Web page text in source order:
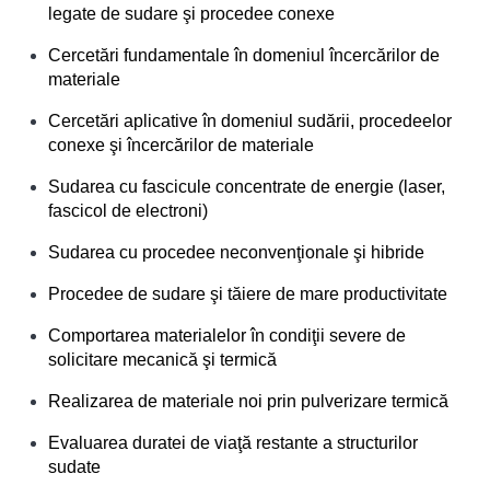
legate de sudare şi procedee conexe
Cercetări fundamentale în domeniul încercărilor de
materiale
Cercetări aplicative în domeniul sudării, procedeelor
conexe şi încercărilor de materiale
Sudarea cu fascicule concentrate de energie (laser,
fascicol de electroni)
Sudarea cu procedee neconvenţionale şi hibride
Procedee de sudare şi tăiere de mare productivitate
Comportarea materialelor în condiţii severe de
solicitare mecanică şi termică
Realizarea de materiale noi prin pulverizare termică
Evaluarea duratei de viaţă restante a structurilor
sudate